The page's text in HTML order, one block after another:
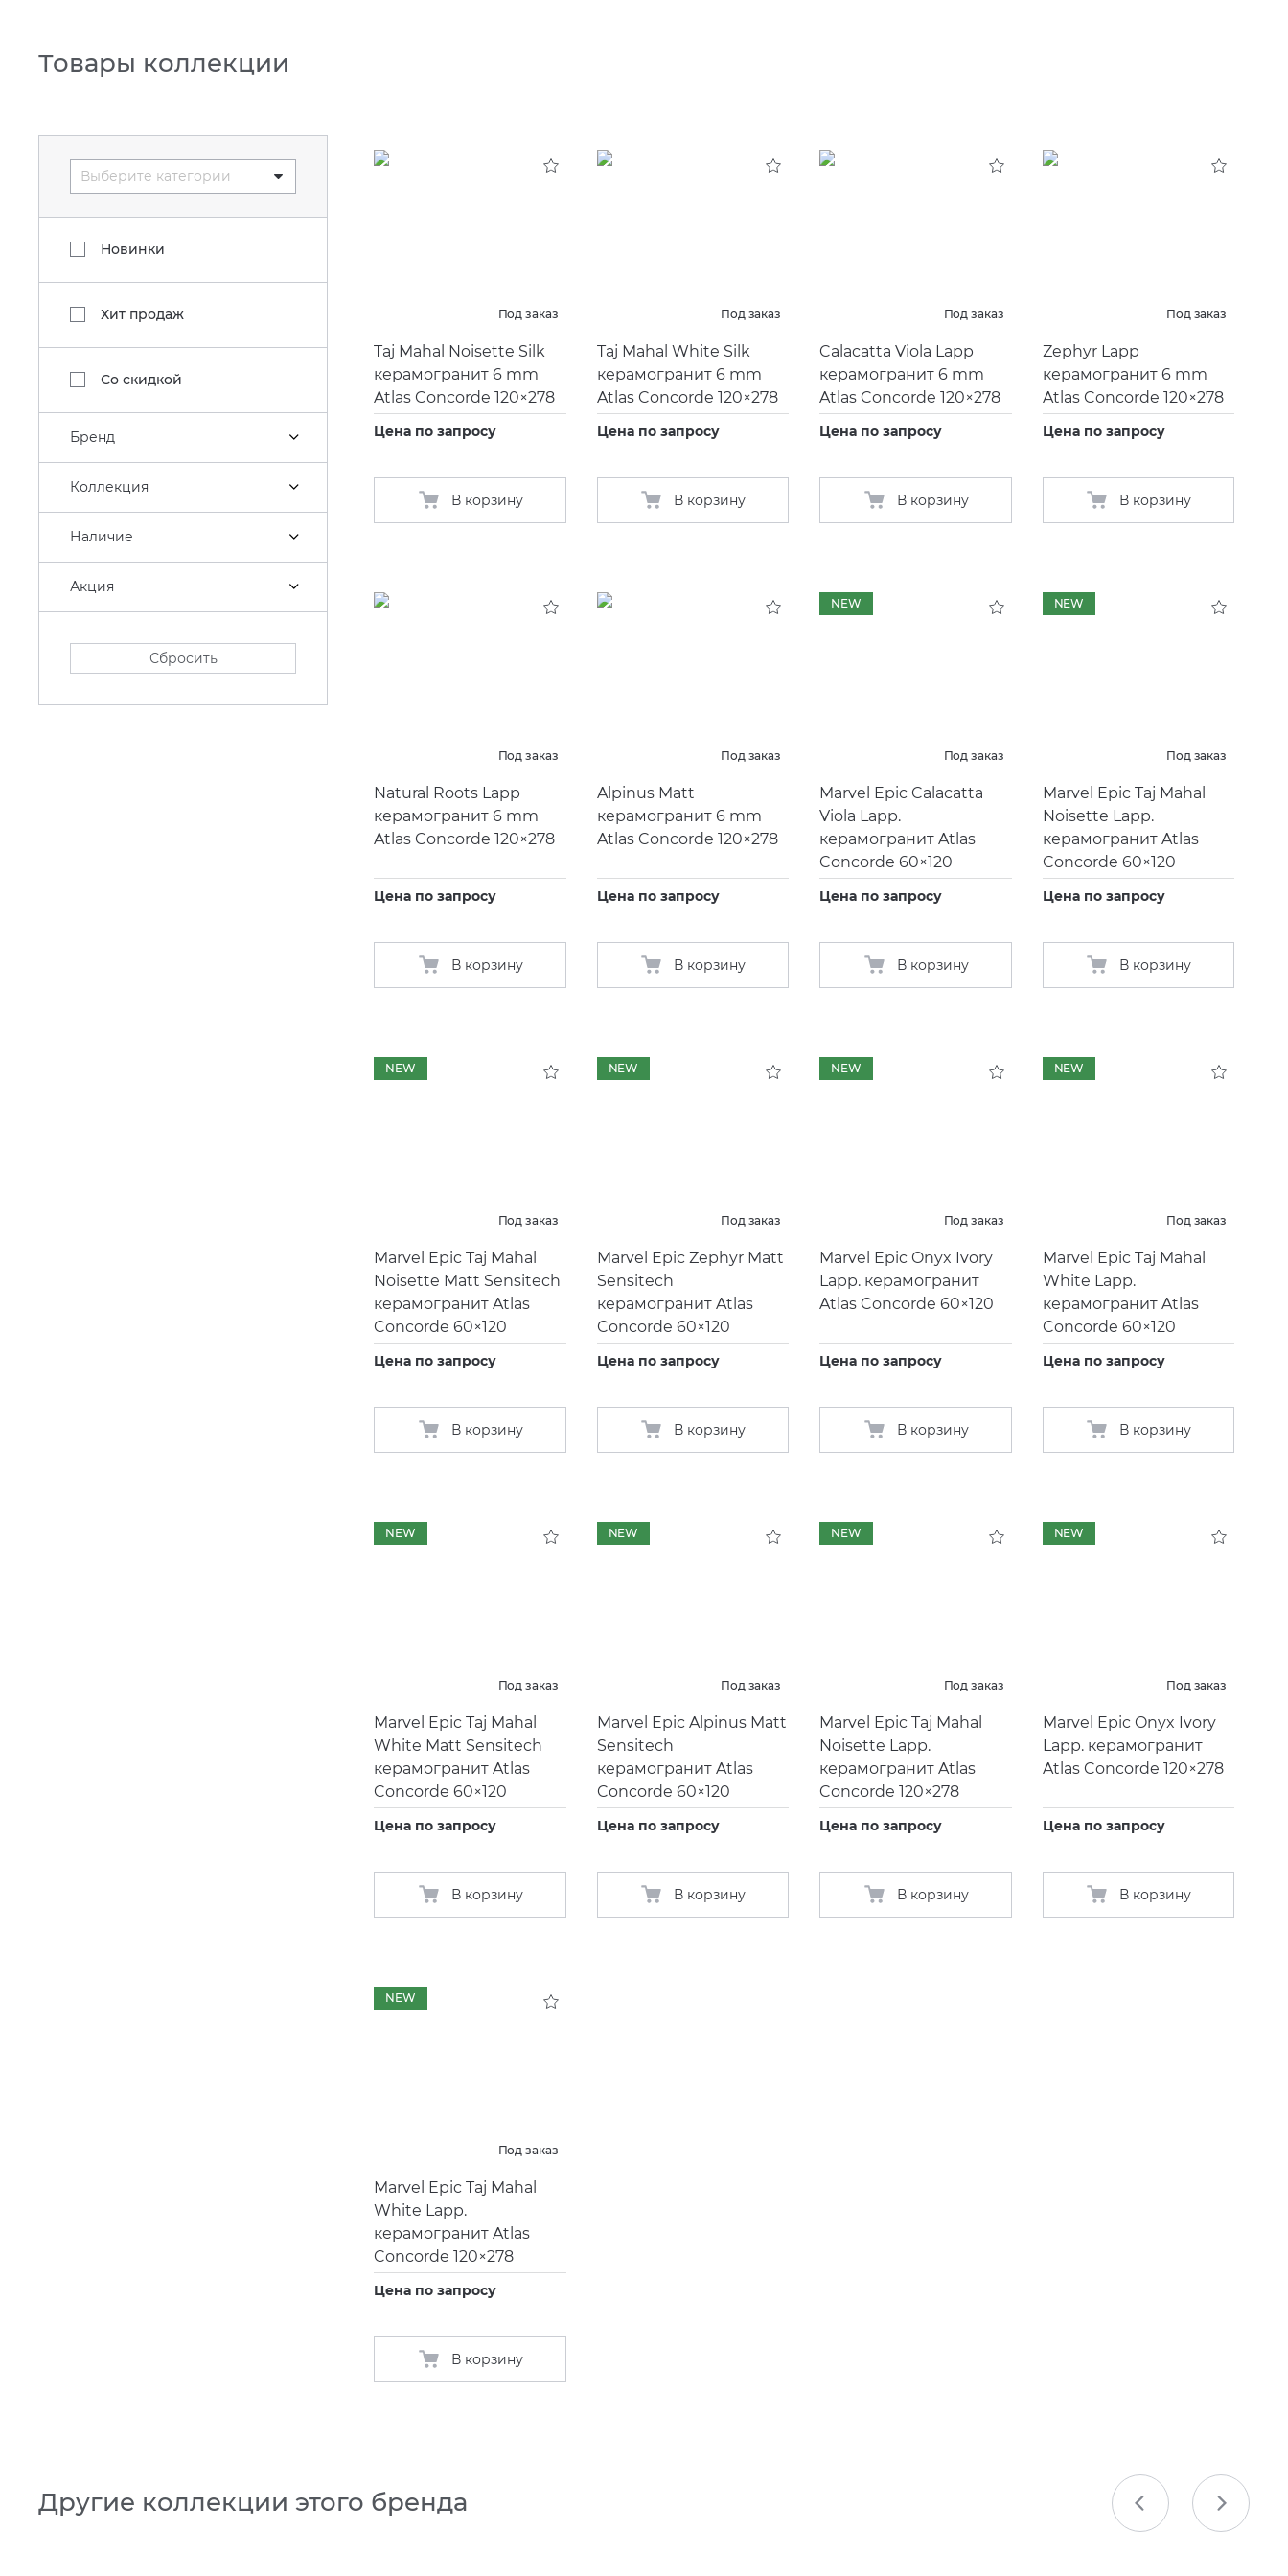
Товары коллекции
Выберите категории
Новинки
Хит продаж
Со скидкой
Бренд
Коллекция
Наличие
Акция
Сбросить
Под заказ
Taj Mahal Noisette Silk
керамогранит 6 mm
Atlas Concorde 120×278
Цена по запросу
В корзину
Под заказ
Taj Mahal White Silk
керамогранит 6 mm
Atlas Concorde 120×278
Цена по запросу
В корзину
Под заказ
Calacatta Viola Lapp
керамогранит 6 mm
Atlas Concorde 120×278
Цена по запросу
В корзину
Под заказ
Zephyr Lapp
керамогранит 6 mm
Atlas Concorde 120×278
Цена по запросу
В корзину
Под заказ
Natural Roots Lapp
керамогранит 6 mm
Atlas Concorde 120×278
Цена по запросу
В корзину
Под заказ
Alpinus Matt
керамогранит 6 mm
Atlas Concorde 120×278
Цена по запросу
В корзину
NEW
Под заказ
Marvel Epic Calacatta
Viola Lapp.
керамогранит Atlas
Concorde 60×120
Цена по запросу
В корзину
NEW
Под заказ
Marvel Epic Taj Mahal
Noisette Lapp.
керамогранит Atlas
Concorde 60×120
Цена по запросу
В корзину
NEW
Под заказ
Marvel Epic Taj Mahal
Noisette Matt Sensitech
керамогранит Atlas
Concorde 60×120
Цена по запросу
В корзину
NEW
Под заказ
Marvel Epic Zephyr Matt
Sensitech
керамогранит Atlas
Concorde 60×120
Цена по запросу
В корзину
NEW
Под заказ
Marvel Epic Onyx Ivory
Lapp. керамогранит
Atlas Concorde 60×120
Цена по запросу
В корзину
NEW
Под заказ
Marvel Epic Taj Mahal
White Lapp.
керамогранит Atlas
Concorde 60×120
Цена по запросу
В корзину
NEW
Под заказ
Marvel Epic Taj Mahal
White Matt Sensitech
керамогранит Atlas
Concorde 60×120
Цена по запросу
В корзину
NEW
Под заказ
Marvel Epic Alpinus Matt
Sensitech
керамогранит Atlas
Concorde 60×120
Цена по запросу
В корзину
NEW
Под заказ
Marvel Epic Taj Mahal
Noisette Lapp.
керамогранит Atlas
Concorde 120×278
Цена по запросу
В корзину
NEW
Под заказ
Marvel Epic Onyx Ivory
Lapp. керамогранит
Atlas Concorde 120×278
Цена по запросу
В корзину
NEW
Под заказ
Marvel Epic Taj Mahal
White Lapp.
керамогранит Atlas
Concorde 120×278
Цена по запросу
В корзину
Другие коллекции этого бренда